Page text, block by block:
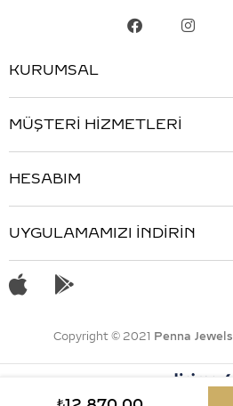
KURUMSAL
MÜŞTERİ HİZMETLERİ
HESABIM
UYGULAMAMIZI İNDİRİN
Copyright © 2021 Penna Jewels